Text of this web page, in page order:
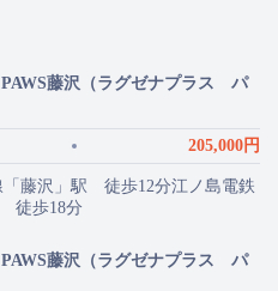
藤沢（ラグゼナプラス パ
205,000円
「藤沢」駅 徒歩12分江ノ島電鉄
徒歩18分
藤沢（ラグゼナプラス パ